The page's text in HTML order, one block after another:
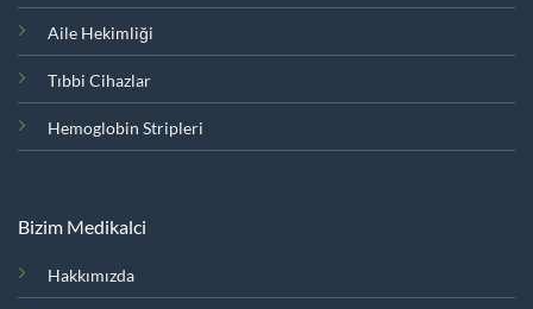
Aile Hekimliği
Tıbbi Cihazlar
Hemoglobin Stripleri
Bizim Medikalci
Hakkımızda